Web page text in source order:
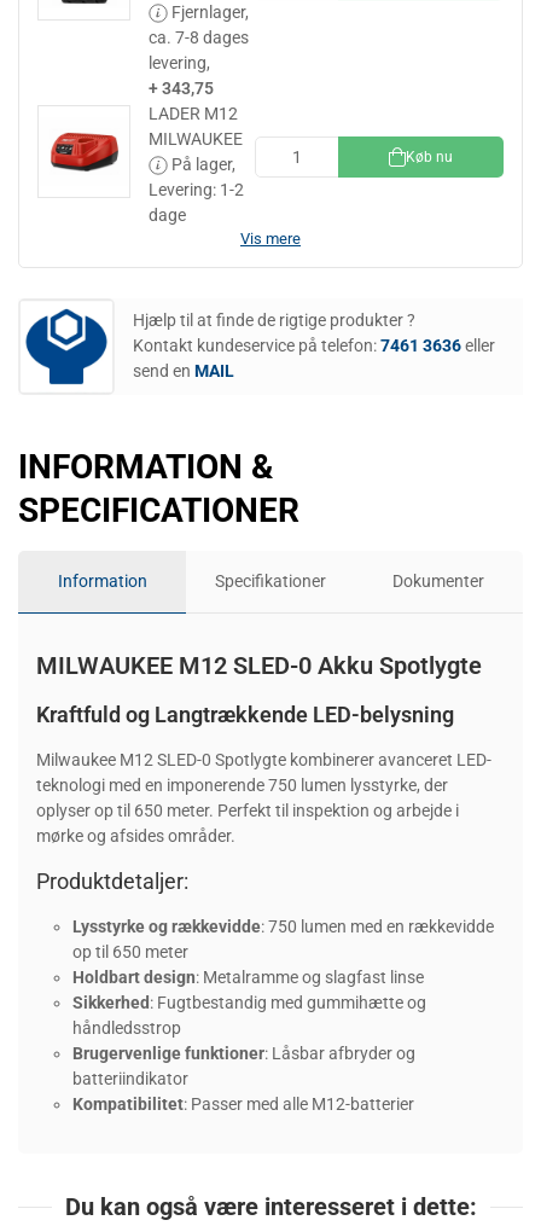
Fjernlager,
ca. 7-8 dages
levering,
+ 343,75
LADER M12
MILWAUKEE
På lager,
Levering: 1-2
dage
Køb nu
Vis mere
Hjælp til at finde de rigtige produkter ?
Kontakt kundeservice på telefon:7461 3636eller
send en MAIL
INFORMATION &
SPECIFICATIONER
Information Specifikationer Dokumenter
MILWAUKEE M12 SLED-0 Akku Spotlygte
Kraftfuld og Langtrækkende LED-belysning
Milwaukee M12 SLED-0 Spotlygte kombinerer avanceret LED-
teknologi med en imponerende 750 lumen lysstyrke, der
oplyser op til 650 meter. Perfekt til inspektion og arbejde i
mørke og afsides områder.
Produktdetaljer:
Lysstyrke og rækkevidde: 750 lumen med en rækkevidde
op til 650 meter
Holdbart design: Metalramme og slagfast linse
Sikkerhed: Fugtbestandig med gummihætte og
håndledsstrop
Brugervenlige funktioner: Låsbar afbryder og
batteriindikator
Kompatibilitet: Passer med alle M12-batterier
Du kan også være interesseret i dette: